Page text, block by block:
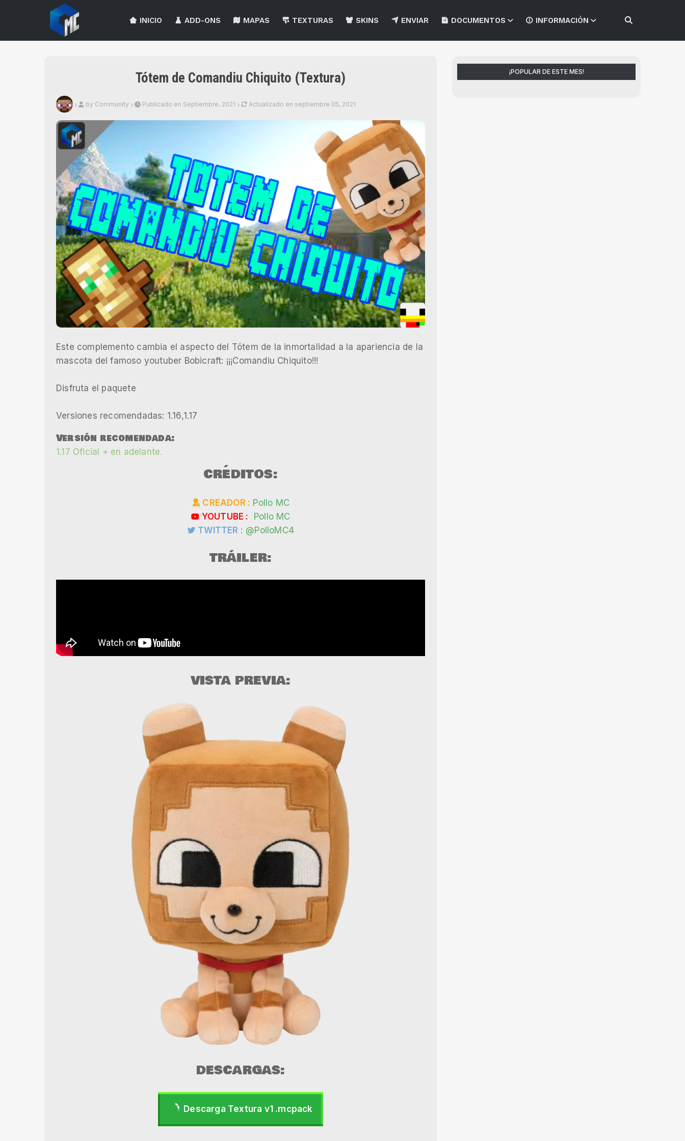
INICIO ADD-ONS MAPAS TEXTURAS SKINS ENVIAR DOCUMENTOS INFORMACIÓN
Tótem de Comandiu Chiquito (Textura)
by Community Publicado en Septiembre, 2021 Actualizado en septiembre 05, 2021
Este complemento cambia el aspecto del Tótem de la inmortalidad a la apariencia de la
mascota del famoso youtuber Bobicraft: ¡¡¡Comandiu Chiquito!!!
Disfruta el paquete
Versiones recomendadas: 1.16,1.17
Versión recomendada:
1.17 Oficial + en adelante.
CRÉDITOS:
CREADOR : Pollo MC
YOUTUBE :
Pollo MC
TWITTER : @PolloMC4
TRÁILER:
VISTA PREVIA:
DESCARGAS:
Descarga Textura v1 .mcpack
¡POPULAR DE ESTE MES!